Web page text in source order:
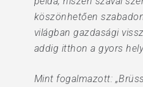
köszönhetően
világban gazdasági
addig itthon a gyors
Mint fogalmazott: